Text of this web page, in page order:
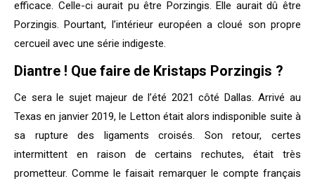
efficace. Celle-ci aurait pu être Porzingis. Elle aurait dû être
Porzingis. Pourtant, l’intérieur européen a cloué son propre
cercueil avec une série indigeste.
Diantre ! Que faire de Kristaps Porzingis ?
Ce sera le sujet majeur de l’été 2021 côté Dallas. Arrivé au
Texas en janvier 2019, le Letton était alors indisponible suite à
sa rupture des ligaments croisés. Son retour, certes
intermittent en raison de certains rechutes, était très
prometteur. Comme le faisait remarquer le compte français